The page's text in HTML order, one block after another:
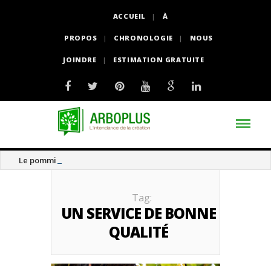
ACCUEIL À
PROPOS CHRONOLOGIE NOUS
JOINDRE ESTIMATION GRATUITE
Le pommier thé
Tag:
UN SERVICE DE BONNE
QUALITÉ